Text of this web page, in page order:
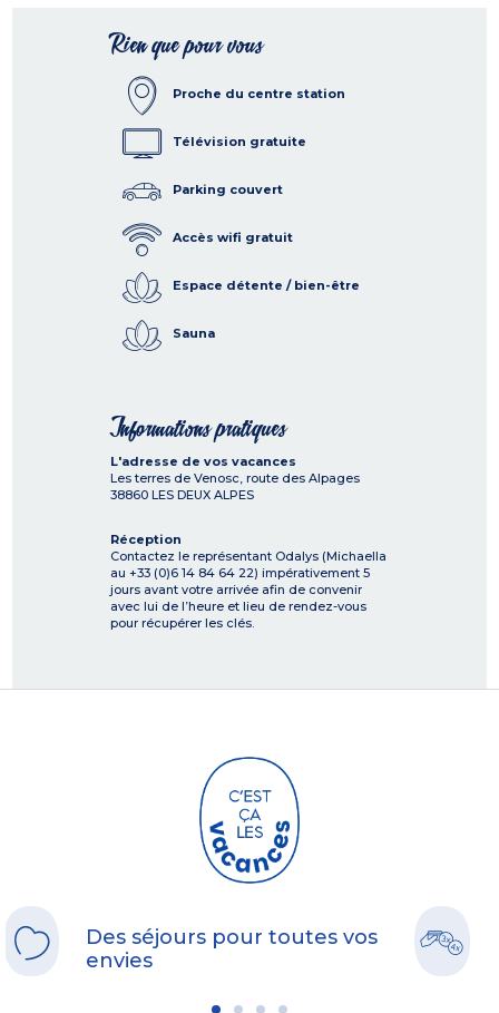
Rien que pour vous
Proche du centre station
Télévision gratuite
Parking couvert
Accès wifi gratuit
Espace détente / bien-être
Sauna
Informations pratiques
L'adresse de vos vacances
Les terres de Venosc, route des Alpages
38860 LES DEUX ALPES
Réception
Contactez le représentant Odalys (Michaella
au +33 (0)6 14 84 64 22) impérativement 5
jours avant votre arrivée afin de convenir
avec lui de l’heure et lieu de rendez-vous
pour récupérer les clés.
Des séjours pour toutes vos
envies